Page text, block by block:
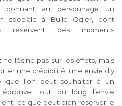
donnant au personnage un
spéciale à Bulle Ogier, dont
réservent des moments
ne lésine pas sur les effets, mais
une crédibilité, une envie d’y
que l’on peut souhaiter à un
éprouve tout du long l’envie
ce que peut bien réserver le